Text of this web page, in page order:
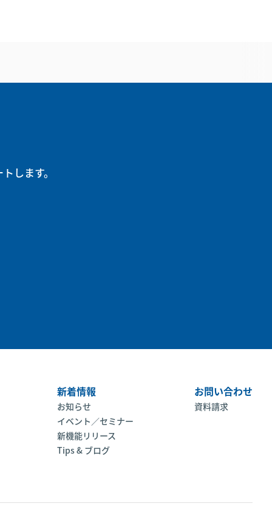
します。
新着情報
お知らせ
イベント／セミナー
新機能リリース
Tips & ブログ
お問い合わせ
資料請求